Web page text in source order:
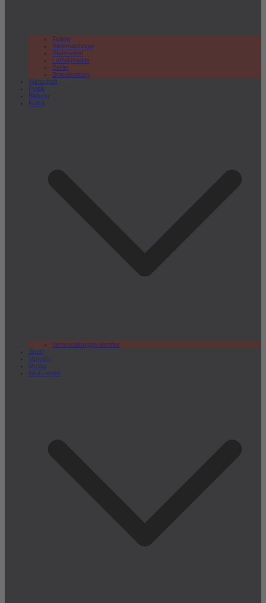
Teltow
Kleinmachnow
Stahnsdorf
Ludwigsfelde
Berlin
Brandenburg
Wirtschaft
Politik
Bildung
Kultur
Veranstaltungskalender
Sport
Verkehr
Verlag
lokal.report